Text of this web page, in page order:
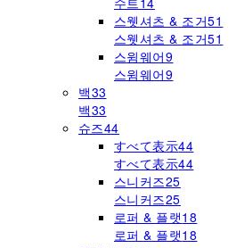
스웻셔츠 & 조거51
스웻셔츠 & 조거51
스윔웨어9
스윔웨어9
백33
백33
슈즈44
すべて表示44
すべて表示44
스니커즈25
스니커즈25
로퍼 & 플랫18
로퍼 & 플랫18